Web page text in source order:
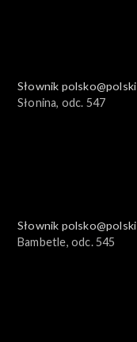
Słownik polsko@polski
Słonina, odc. 547
Słownik polsko@polski
Bambetle, odc. 545